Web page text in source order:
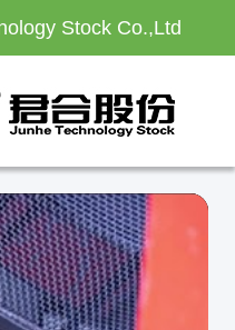
Stock Co.,Ltd.